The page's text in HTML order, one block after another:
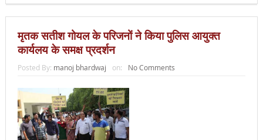
मृतक सतीश गोयल के परिजनों ने किया पुलिस आयुक्त
कार्यलय के समक्ष प्रदर्शन
Posted By: manoj bhardwaj on: No Comments